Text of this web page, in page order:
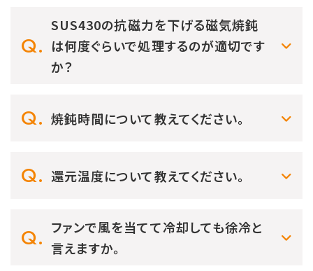
SUS430の抗磁力を下げる磁気焼鈍
は何度ぐらいで処理するのが適切です
か？
焼鈍時間について教えてください。
還元温度について教えてください。
ファンで風を当てて冷却しても徐冷と
言えますか。